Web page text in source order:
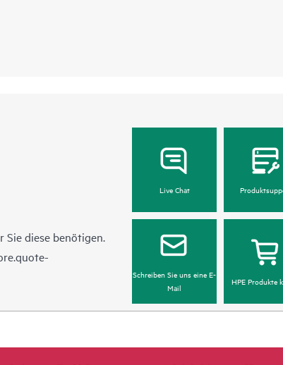
Sie diese benötigen.
Live Chat
Schreiben Sie uns eine E-
Mail
HPE Produkte